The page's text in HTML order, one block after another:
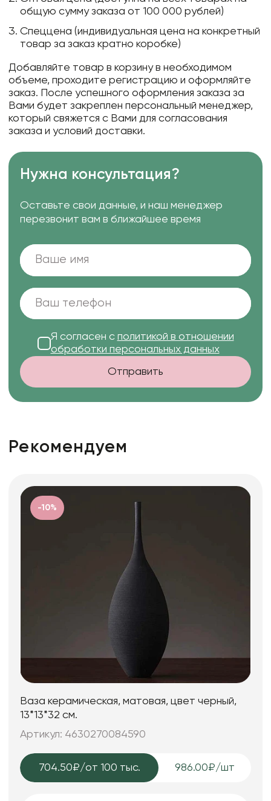
общую сумму заказа от 100 000 рублей)
Спеццена (индивидуальная цена на конкретный
товар за заказ кратно коробке)
Добавляйте товар в корзину в необходимом
объеме, проходите регистрацию и оформляйте
заказ. После успешного оформления заказа за
Вами будет закреплен персональный менеджер,
который свяжется с Вами для согласования
заказа и условий доставки.
Нужна консультация?
Оставьте свои данные, и наш менеджер
перезвонит вам в ближайшее время
Я согласен с политикой в отношении
обработки персональных данных
Отправить
Рекомендуем
-10%
Ваза керамическая, матовая, цвет черный,
13*13*32 см.
Артикул: 4630270084590
704.50₽/от 100 тыс. 986.00₽/шт